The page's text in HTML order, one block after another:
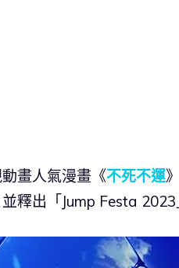
畫人氣漫畫《不死不運
釋出「Jump Festa 2023